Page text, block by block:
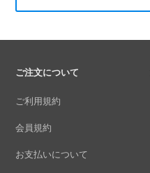
ご注文について
ご利用規約
会員規約
お支払いについて